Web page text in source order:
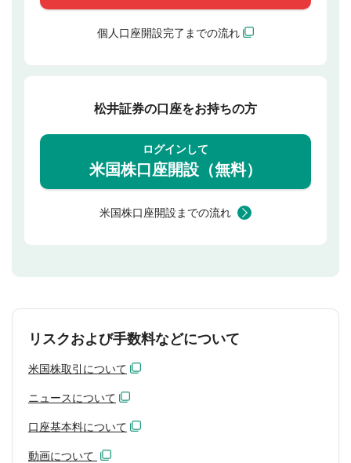
個人口座開設完了までの流れ
松井証券の口座をお持ちの方
ログインして
米国株口座開設（無料）
米国株口座開設までの流れ
リスクおよび手数料などについて
米国株取引について
ニュースについて
口座基本料について
動画について